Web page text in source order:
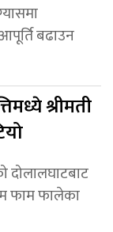
बढाउन
श्रीमती
दोलालघाटबाट
फाम फालेका